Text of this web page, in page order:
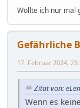
Wollte ich nur mal
Gefährliche
17. Februar 2024,
Zitat von:
Wenn es